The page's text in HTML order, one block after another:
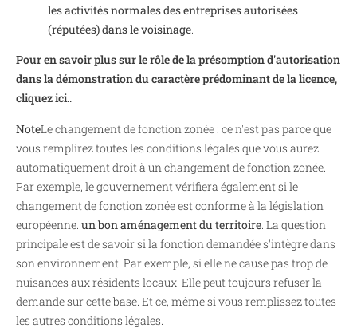
les activités normales des entreprises autorisées
(réputées) dans le voisinage
Pour en savoir plus sur le rôle de la présomption d'autorisation
dans la démonstration du caractère prédominant de la licence,
cliquez ici..
NoteLe changement de fonction zonée : ce n'est pas parce que
vous remplirez toutes les conditions légales que vous aurez
automatiquement droit à un changement de fonction zonée.
Par exemple, le gouvernement vérifiera également si le
changement de fonction zonée est conforme à la législation
européenne. un bon aménagement du territoire . La question
principale est de savoir si la fonction demandée s'intègre dans
son environnement. Par exemple, si elle ne cause pas trop de
nuisances aux résidents locaux. Elle peut toujours refuser la
demande sur cette base. Et ce, même si vous remplissez toutes
les autres conditions légales.